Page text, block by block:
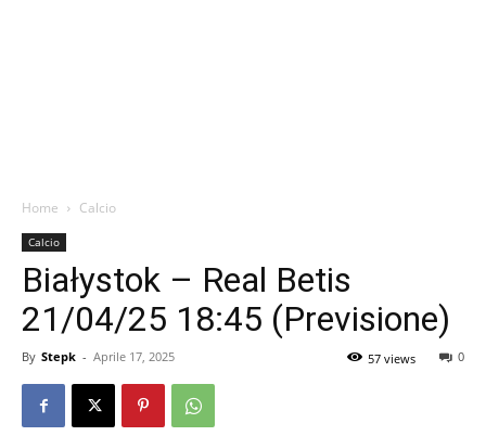
Home Calcio
Calcio
Białystok – Real Betis
21/04/25 18:45 (Previsione)
By Stepk - Aprile 17, 2025 0
57 views